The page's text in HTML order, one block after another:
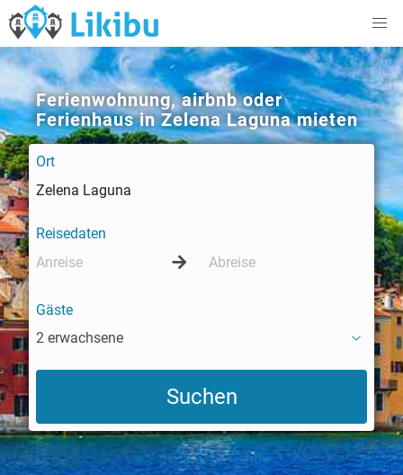
Ferienwohnung, airbnb oder
Ferienhaus in Zelena Laguna mieten
Ort
Reisedaten
Gäste
2 erwachsene